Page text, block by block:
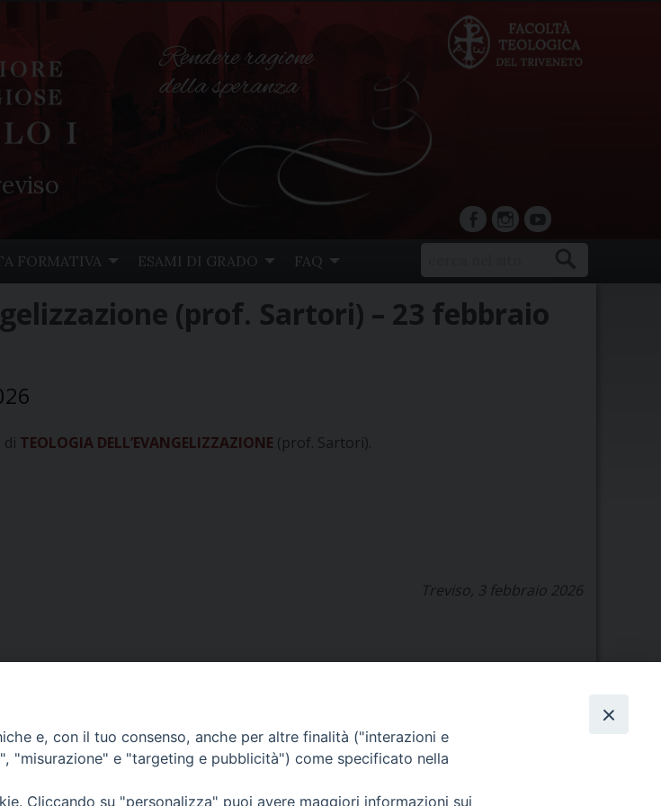
Rendere ragione
della speranza
facebookInstagram
YouTube
FORMATIVA ESAMI DI GRADO FAQ
(prof. Sartori) – 23 febbraio
di TEOLOGIA DELL’EVANGELIZZAZIONE (prof. Sartori).
Treviso, 3 febbraio 2026
e, con il tuo consenso, anche per altre finalità ("interazioni e
"misurazione" e "targeting e pubblicità") come specificato nella
Cliccando su "personalizza" puoi avere maggiori informazioni sui